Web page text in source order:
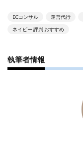
ECコンサル 運営代行
ネイビー 評判 おすすめ
執筆者情報